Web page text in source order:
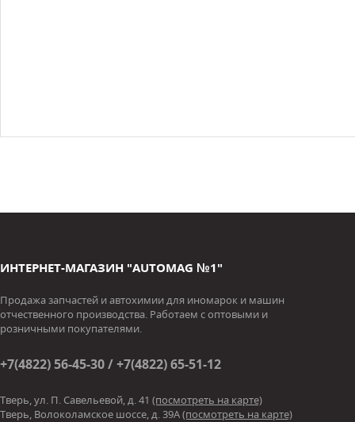
ИНТЕРНЕТ-МАГАЗИН "AUTOMAG №1"
Продажа запчастей и автохимии для иномарок и машин
отчественного производства. Работаем с оптовыми и
розничными покупателями.
+7(4822) 56-45-30 / +7(4822) 65-51-12
Тверь, ул. П. Савельевой, д. 41 (посмотреть на карте)
Тверь, Волоколамское шоссе, д. 39А(посмотреть на карте)